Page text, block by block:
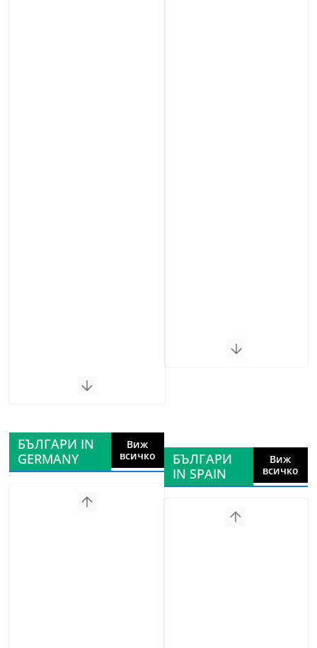
БЪЛГАРИ IN
GERMANY
Виж
всичко
БЪЛГАРИ
IN SPAIN
Виж
всичко